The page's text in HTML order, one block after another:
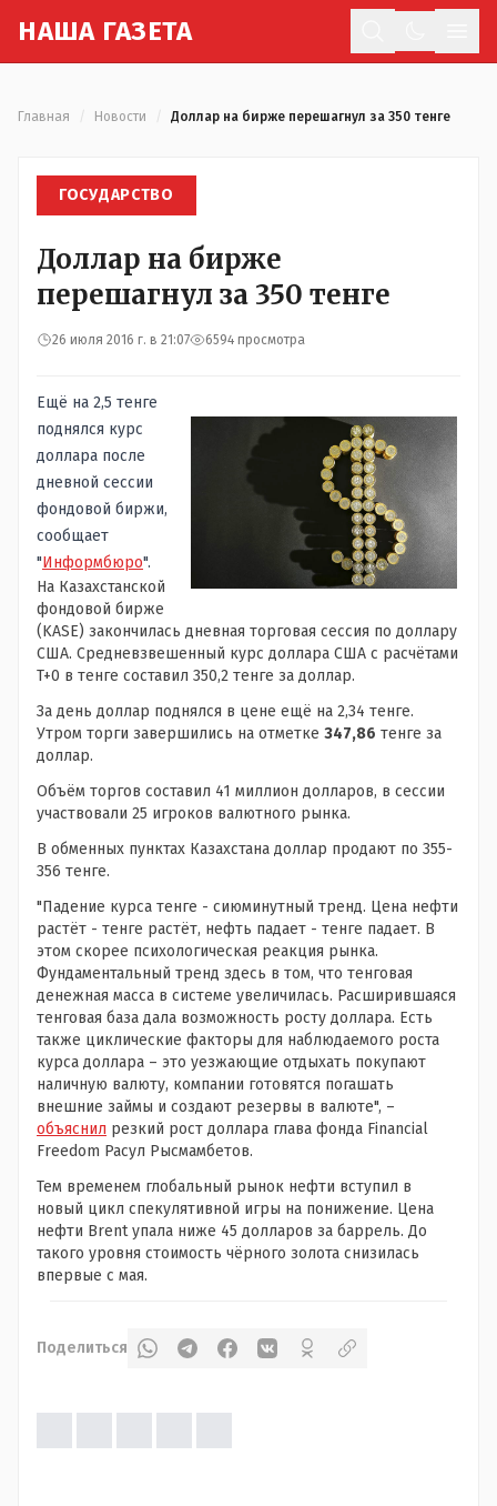
НАША ГАЗЕТА
Главная Новости Доллар на бирже перешагнул за 350 тенге
ГОСУДАРСТВО
Доллар на бирже
перешагнул за 350 тенге
26 июля 2016 г. в 21:07 6594 просмотра
Ещё на 2,5 тенге
поднялся курс
доллара после
дневной сессии
фондовой биржи,
сообщает
"Информбюро".
На Казахстанской
фондовой бирже
(KASE) закончилась дневная торговая сессия по доллару
США. Средневзвешенный курс доллара США с расчётами
T+0 в тенге составил 350,2 тенге за доллар.
За день доллар поднялся в цене ещё на 2,34 тенге.
Утром торги завершились на отметке 347,86 тенге за
доллар.
Объём торгов составил 41 миллион долларов, в сессии
участвовали 25 игроков валютного рынка.
В обменных пунктах Казахстана доллар продают по 355-
356 тенге.
"Падение курса тенге - сиюминутный тренд. Цена нефти
растёт - тенге растёт, нефть падает - тенге падает. В
этом скорее психологическая реакция рынка.
Фундаментальный тренд здесь в том, что тенговая
денежная масса в системе увеличилась. Расширившаяся
тенговая база дала возможность росту доллара. Есть
также циклические факторы для наблюдаемого роста
курса доллара – это уезжающие отдыхать покупают
наличную валюту, компании готовятся погашать
внешние займы и создают резервы в валюте", –
объяснил резкий рост доллара глава фонда Financial
Freedom Расул Рысмамбетов.
Тем временем глобальный рынок нефти вступил в
новый цикл спекулятивной игры на понижение. Цена
нефти Brent упала ниже 45 долларов за баррель. До
такого уровня стоимость чёрного золота снизилась
впервые с мая.
Поделиться